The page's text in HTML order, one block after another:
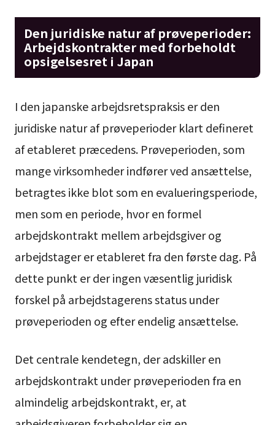
Den juridiske natur af prøveperioder:
Arbejdskontrakter med forbeholdt
opsigelsesret i Japan
I den japanske arbejdsretspraksis er den
juridiske natur af prøveperioder klart defineret
af etableret præcedens. Prøveperioden, som
mange virksomheder indfører ved ansættelse,
betragtes ikke blot som en evalueringsperiode,
men som en periode, hvor en formel
arbejdskontrakt mellem arbejdsgiver og
arbejdstager er etableret fra den første dag. På
dette punkt er der ingen væsentlig juridisk
forskel på arbejdstagerens status under
prøveperioden og efter endelig ansættelse.
Det centrale kendetegn, der adskiller en
arbejdskontrakt under prøveperioden fra en
almindelig arbejdskontrakt, er, at